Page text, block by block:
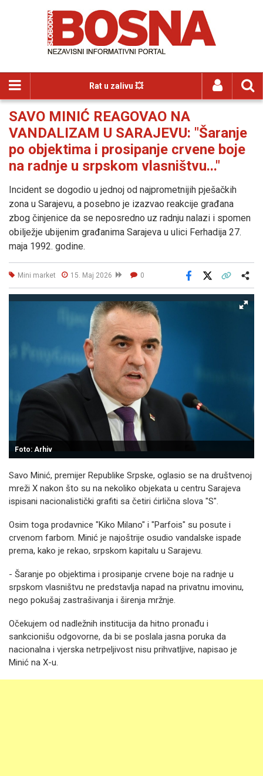
Rat u zalivu 💥
SAVO MINIĆ REAGOVAO NA
VANDALIZAM U SARAJEVU: "Šaranje
po objektima i prosipanje crvene boje
na radnje u srpskom vlasništvu..."
Incident se dogodio u jednoj od najprometnijih pješačkih
zona u Sarajevu, a posebno je izazvao reakcije građana
zbog činjenice da se neposredno uz radnju nalazi i spomen
obilježje ubijenim građanima Sarajeva u ulici Ferhadija 27.
maja 1992. godine.
Mini market 15. Maj 2026 0
Facebook
Foto: Arhiv
Savo Minić, premijer Republike Srpske, oglasio se na društvenoj
mreži X nakon što su na nekoliko objekata u centru Sarajeva
ispisani nacionalistički grafiti sa četiri ćirlična slova "S".
Osim toga prodavnice "Kiko Milano" i "Parfois" su posute i
crvenom farbom. Minić je najoštrije osudio vandalske ispade
prema, kako je rekao, srpskom kapitalu u Sarajevu.
- Šaranje po objektima i prosipanje crvene boje na radnje u
srpskom vlasništvu ne predstavlja napad na privatnu imovinu,
nego pokušaj zastrašivanja i širenja mržnje.
Očekujem od nadležnih institucija da hitno pronađu i
sankcionišu odgovorne, da bi se poslala jasna poruka da
nacionalna i vjerska netrpeljivost nisu prihvatljive, napisao je
Minić na X-u.